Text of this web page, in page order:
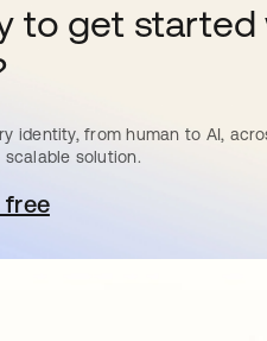
to get started
identity, from human to AI,
solution.
freeem uma nova guia